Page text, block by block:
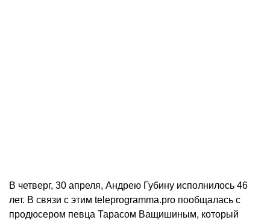
В четверг, 30 апреля, Андрею Губину исполнилось 46
лет. В связи с этим teleprogramma.pro пообщалась с
продюсером певца Тарасом Ващишиным, который